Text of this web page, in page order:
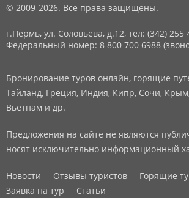
© 2009-2026. Все права защищены.
г.Пермь, ул. Соловьева, д.12, тел: (342) 255
Федеральный номер: 8 800 700 6988
Бронирование туров онлайн, горящие
Тайланд, Греция, Индия, Кипр, Сочи,
Вьетнам и др.
Предложения на сайте не являются
носят исключительно информационный
Новости Отзывы туристов
Горящие
Заявка на тур
Статьи